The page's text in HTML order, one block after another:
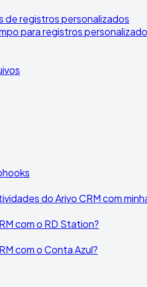
de registros personalizados
para registros
do Arivo CRM com
com o RD Station?
com o Conta Azul?